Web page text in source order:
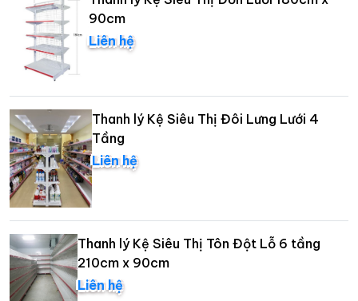
90cm
Liên hệ
Thanh lý Kệ Siêu Thị Đôi Lưng Lưới 4
Tầng
Liên hệ
Thanh lý Kệ Siêu Thị Tôn Đột Lỗ 6 tầng
210cm x 90cm
Liên hệ